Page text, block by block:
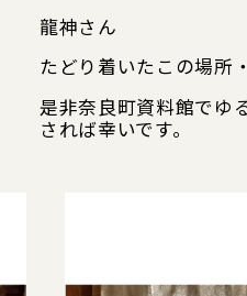
龍神さん
たどり着いたこの場所
是非奈良町資料館でゆ
されば幸いです。